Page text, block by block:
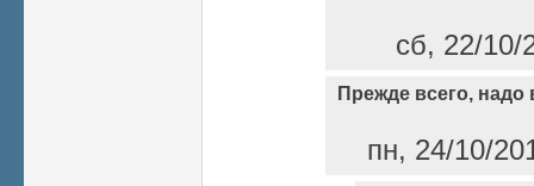
сб, 22/
Прежде всего, надо
пн, 24/10/